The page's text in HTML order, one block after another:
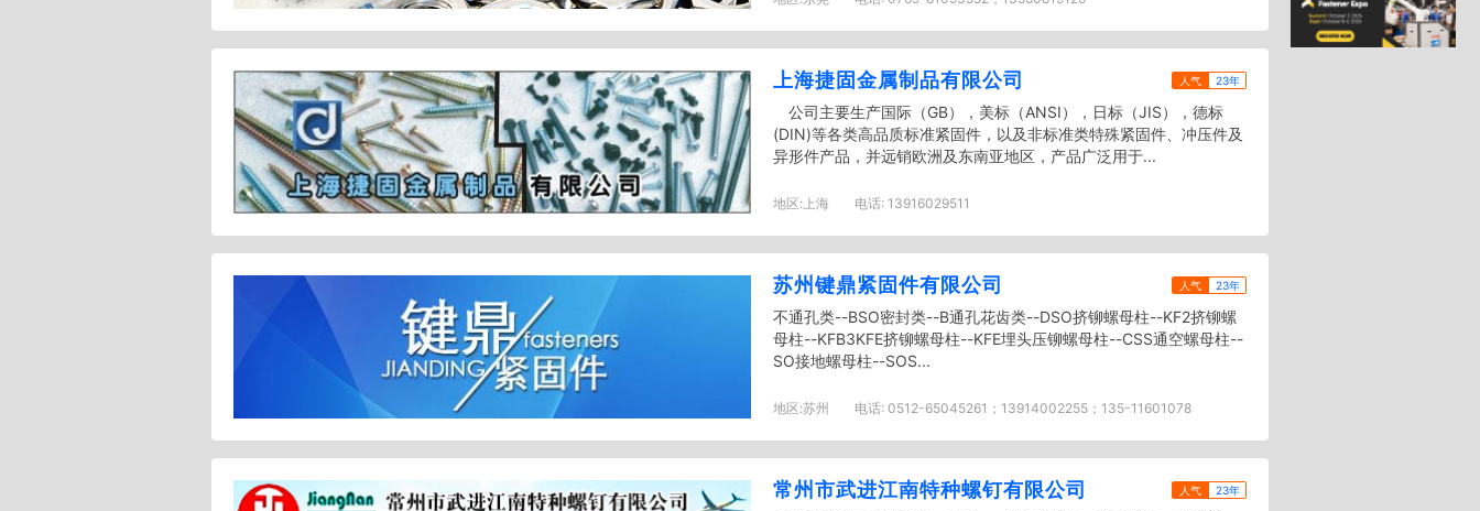
上海捷固金属制品有限公司 人气 23年
公司主要生产国际（GB），美标（ANSI），日标（JIS），德标
(DIN)等各类高品质标准紧固件，以及非标准类特殊紧固件、冲压件及
异形件产品，并远销欧洲及东南亚地区，产品广泛用于...
地区: 上海 电话: 13916029511
苏州键鼎紧固件有限公司 人气 23年
不通孔类--BSO密封类--B通孔花齿类--DSO挤铆螺母柱--KF2挤铆螺
母柱--KFB3KFE挤铆螺母柱--KFE埋头压铆螺母柱--CSS通空螺母柱--
SO接地螺母柱--SOS...
地区:苏州 电话: 0512-65045261；13914002255；135-11601078
常州市武进江南特种螺钉有限公司 人气 23年